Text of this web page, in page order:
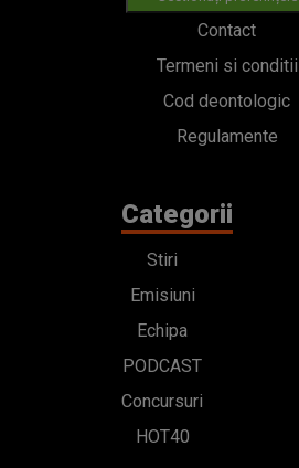
Contact
Termeni si conditii
Cod deontologic
Regulamente
Categorii
Stiri
Emisiuni
Echipa
PODCAST
Concursuri
HOT40